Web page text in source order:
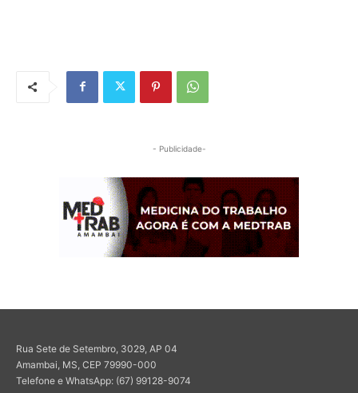
- Publicidade-
Rua Sete de Setembro, 3029, AP 04
Amambai, MS, CEP 79990-000
Telefone e WhatsApp: (67) 99128-9074